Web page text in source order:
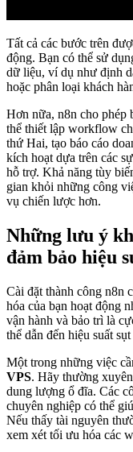
Tất cả các bước trên
động. Bạn có thể sử
dữ liệu, ví dụ như định
hoặc phân loại khách
Hơn nữa, n8n cho phép
thể thiết lập workflow
thứ Hai, tạo báo cáo
kích hoạt dựa trên các
hỗ trợ. Khả năng tùy
gian khỏi những công
vụ chiến lược hơn.
Những lưu ý
đảm bảo hiệu
Cài đặt thành công n8n
hóa của bạn hoạt động
vận hành và bảo trì là
thể dẫn đến hiệu suất
Một trong những việc
VPS. Hãy thường
dung lượng ổ đĩa. Các
chuyên nghiệp có thể
Nếu thấy tài nguyên
xem xét tối ưu hóa các